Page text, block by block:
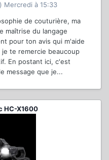
Mercredi à 15:33
de couturière, ma
maîtrise du langage
pour ton avis qui m'aide
te remercie beaucoup
En postant ici, c'est
message que je...
HC-X1600